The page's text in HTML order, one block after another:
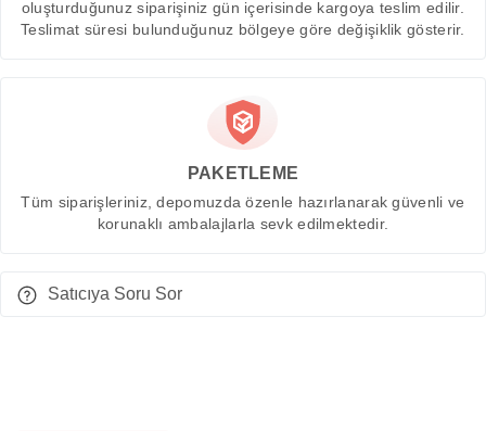
oluşturduğunuz siparişiniz gün içerisinde kargoya teslim edilir.
Teslimat süresi bulunduğunuz bölgeye göre değişiklik gösterir.
PAKETLEME
Tüm siparişleriniz, depomuzda özenle hazırlanarak güvenli ve
korunaklı ambalajlarla sevk edilmektedir.
Satıcıya Soru Sor